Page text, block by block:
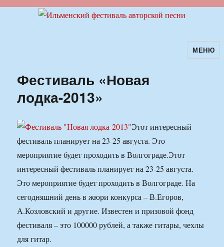
Ильменский фестиваль авторскойМЕНЮ
Фестиваль «Новая
лодка-2013»
Этот интересный
фестиваль планирует на 23-25 августа. Это
мероприятие будет проходить в Волгограде.Этот
интересный фестиваль планирует на 23-25 августа.
Это мероприятие будет проходить в Волгограде. На
сегодняшний день в жюри конкурса – В.Егоров,
А.Козловский и другие. Известен и призовой фонд
фестиваля – это 100000 рублей, а также гитары, чехлы
для гитар.